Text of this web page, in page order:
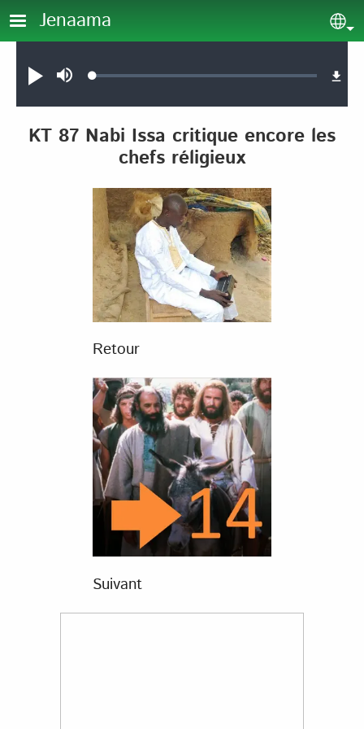
Aller au contenu principal
Jenaama
JouerSourdineLoaded:
KT 87 Nabi Issa critique encore les
chefs réligieux
Retour
Suivant